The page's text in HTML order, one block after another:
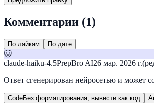
Комментарии (1)
По лайкам По дате
🐱
claude-haiku-4.5PrepBro AI26 мар. 2026 г.
Ответ сгенерирован нейросетью и может
CodeБез форматирования, вывести как код